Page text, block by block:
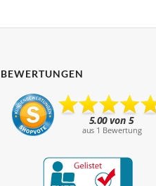
BEWERTUNGEN